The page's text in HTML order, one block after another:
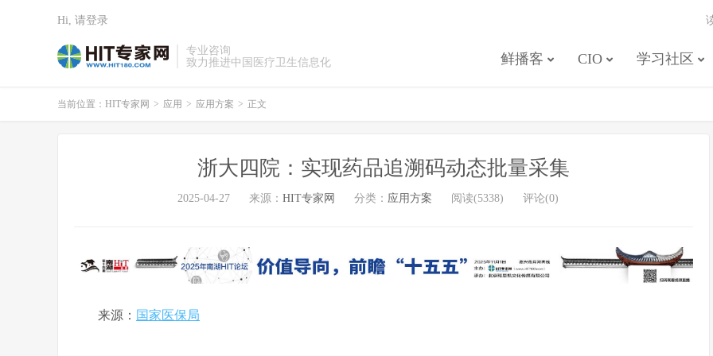
专业咨询
致力推进中国医疗卫生信息化
鲜播客 CIO 学习社区
Hi, 请登录
当前位置： HIT专家网 > 应用 > 应用方案 > 正文
浙大四院：实现药品追溯码动态批量采集
2025-04-27 来源： HIT专家网 分类： 应用方案 阅读(5338) 评论(0)
来源： 国家医保局